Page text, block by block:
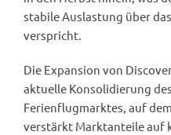
stabile Auslastung über
verspricht.
Die Expansion von
aktuelle Konsolidierung
Ferienflugmarktes, auf
verstärkt Marktanteile auf